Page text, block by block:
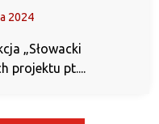
2024
„Słowacki
projektu pt....